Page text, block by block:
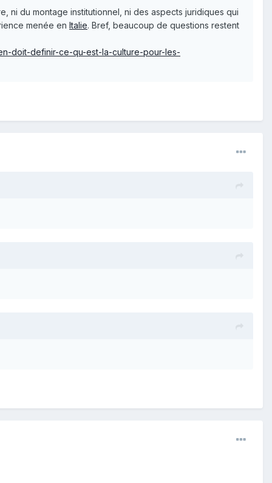
ni du montage institutionnel, ni des aspects juridiques qui
menée en Italie. Bref, beaucoup de questions restent
doit-definir-ce-qu-est-la-culture-pour-les-